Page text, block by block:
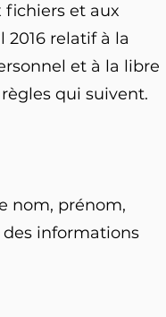
fichiers et aux
relatif à la
et à la libre
qui suivent.
nom, prénom,
informations